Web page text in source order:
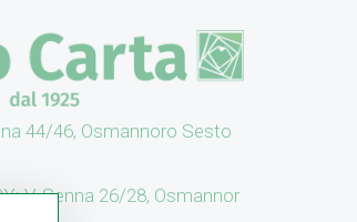
44/46, Osmannoro Sesto
V. Senna 26/28, Osmannor